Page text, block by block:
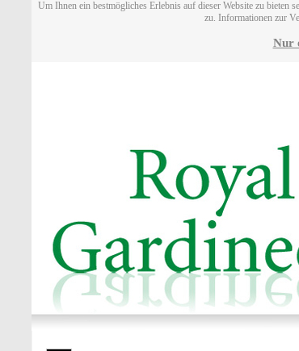
Um Ihnen ein bestmögliches Erlebnis auf dieser Website zu
zu. Informationen zur
Nur